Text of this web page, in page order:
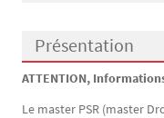
Présentation
Présentation
ATTENTION,
Le master PSR (master